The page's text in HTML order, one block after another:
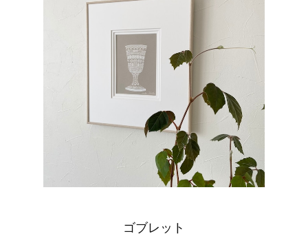
ゴブレット